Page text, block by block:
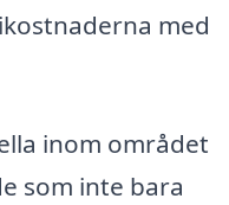
med
inom området
som inte bara